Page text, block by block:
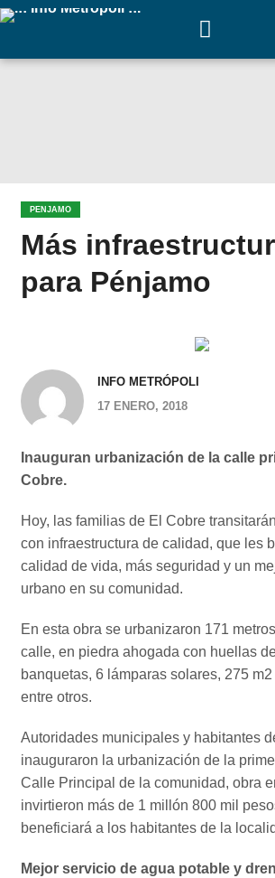
PENJAMO
Más
para Pénjamo
INFO METRÓPOLI
17 ENERO, 2018
Inauguran urbanización de la calle
Cobre.
Hoy, las familias de El Cobre
con infraestructura de calidad, que les
calidad de vida, más seguridad y un
urbano en su comunidad.
En esta obra se urbanizaron 171
calle, en piedra ahogada con huellas
banquetas, 6 lámparas solares, 275
entre otros.
Autoridades municipales y habitantes
inauguraron la urbanización de la
Calle Principal de la comunidad, obra
invirtieron más de 1 millón 800 mil
beneficiará a los habitantes de la
Mejor servicio de agua potable y